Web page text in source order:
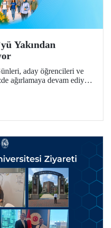
Yakından
aday öğrencileri ve
ağırlamaya devam ediyor.
bilgi vermeye devam